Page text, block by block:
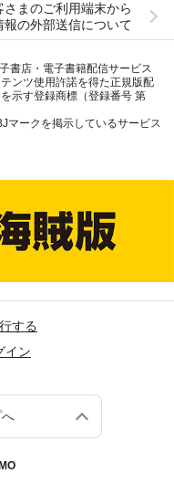
さまのご利用端末から
報の外部送信について
書店・電子書籍配信サービス
ンツ使用許諾を得た正規版配
示す登録商標（登録番号 第
マークを掲示しているサービス
する
イン